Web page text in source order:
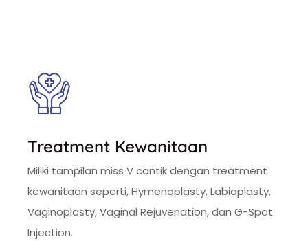
Treatment Kewanitaan
Miliki tampilan miss V cantik dengan treatment
kewanitaan seperti, Hymenoplasty, Labiaplasty,
Vaginoplasty, Vaginal Rejuvenation, dan G-Spot
Injection.